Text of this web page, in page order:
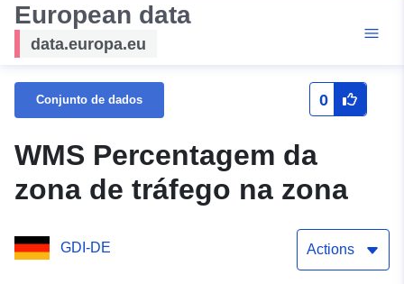
European data
data.europa.eu
Conjunto de dados 0
WMS Percentagem da
zona de tráfego na zona
GDI-DE Actions